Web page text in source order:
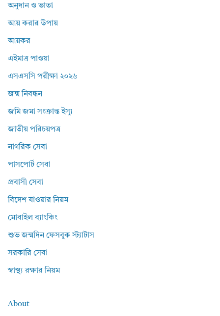
অনুদান ও ভাতা
আয় করার উপায়
আয়কর
এইমাত্র পাওয়া
এসএসসি পরীক্ষা ২০২৬
জন্ম নিবন্ধন
জমি জমা সংক্রান্ত ইস্যু
জাতীয় পরিচয়পত্র
নাগরিক সেবা
পাসপোর্ট সেবা
প্রবাসী সেবা
বিদেশ যাওয়ার নিয়ম
মোবাইল ব্যাংকিং
শুভ জন্মদিন ফেসবুক স্ট্যাটাস
সরকারি সেবা
স্বাস্থ্য রক্ষার নিয়ম
About